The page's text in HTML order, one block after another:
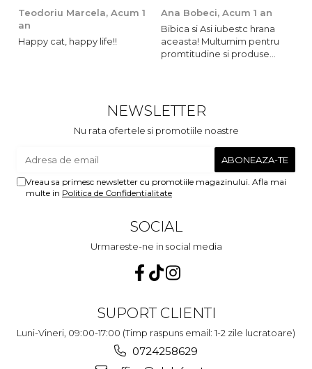
Teodoriu Marcela, Acum 1
an
Happy cat, happy life!!
Ana Bobeci, Acum 1 an
Bibica si Asi iubestc hrana
aceasta! Multumim pentru
promtitudine si produse
NEWSLETTER
Nu rata ofertele si promotiile noastre
Vreau sa primesc newsletter cu promotiile magazinului. Afla mai
multe in Politica de Confidentialitate
SOCIAL
Urmareste-ne in social media
SUPORT CLIENTI
Luni-Vineri, 09:00-17:00 (Timp raspuns email: 1-2 zile lucratoare)
0724258629